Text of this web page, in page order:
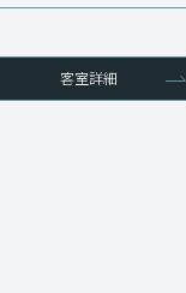
客室詳細